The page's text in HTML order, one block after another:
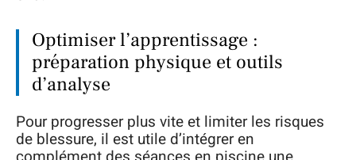
Optimiser l’apprentissage :
préparation physique et outils
d’analyse
Pour progresser plus vite et limiter les risques
de blessure, il est utile d’intégrer en